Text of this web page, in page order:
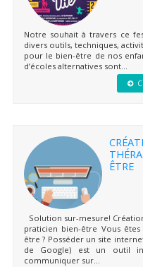
Notre souhait à travers ce
divers outils, techniques,
pour le bien-être de nos
d’écoles alternatives sont...
ÊTRE
Solution sur-mesure!
praticien bien-être Vous
être ? Posséder un site
de Google) est un outil
communiquer sur...